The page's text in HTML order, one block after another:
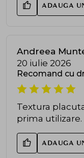
ADAUGA
Andreea
20 iulie 2026
Recomand cu
Textura
prima utilizare.
ADAUGA